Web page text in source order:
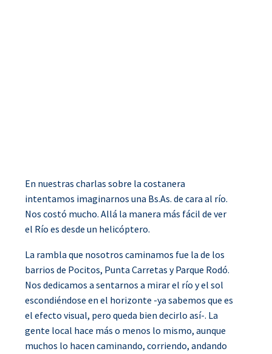
En nuestras charlas sobre la costanera
intentamos imaginarnos una Bs.As. de cara al río.
Nos costó mucho. Allá la manera más fácil de ver
el Río es desde un helicóptero.
La rambla que nosotros caminamos fue la de los
barrios de Pocitos, Punta Carretas y Parque Rodó.
Nos dedicamos a sentarnos a mirar el río y el sol
escondiéndose en el horizonte -ya sabemos que es
el efecto visual, pero queda bien decirlo así-. La
gente local hace más o menos lo mismo, aunque
muchos lo hacen caminando, corriendo, andando